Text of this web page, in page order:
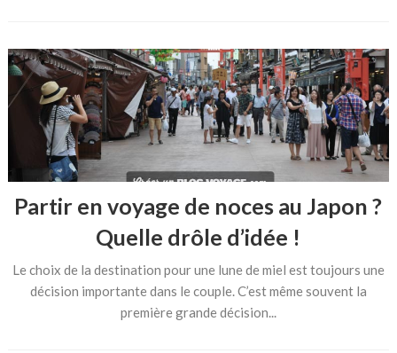
Partir en voyage de noces au Japon ?
Quelle drôle d’idée !
Le choix de la destination pour une lune de miel est toujours une
décision importante dans le couple. C’est même souvent la
première grande décision...